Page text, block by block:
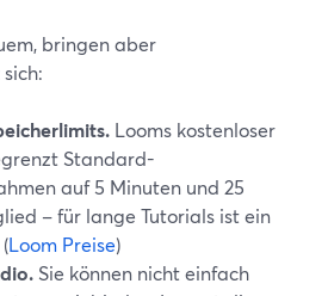
bringen aber
Looms kostenloser
Standard-
auf 5 Minuten und 25
– für lange Tutorials ist ein
Loom Preise)
Sie können nicht einfach